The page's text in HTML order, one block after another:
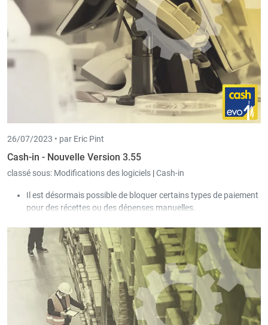
Le mode d’impression "Peppol avec aperçu", permet d’afficher le
document à l'écran avant l'envoi de Peppol.
26/07/2023 • par Eric Pint
Cash-in - Nouvelle Version 3.55
classé sous: Modifications des logiciels |Cash-in
Il est désormais possible de bloquer certains types de paiement
pour des récettes ou des dépenses manuelles.